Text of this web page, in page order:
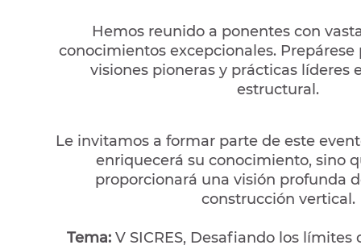
Hemos reunido a ponentes con
conocimientos excepcionales. Prepárese
visiones pioneras y prácticas líderes
estructural.
Le invitamos a formar parte de este
enriquecerá su conocimiento, sino
proporcionará una visión profunda
construcción vertical.
Tema: V SICRES, Desafiando los